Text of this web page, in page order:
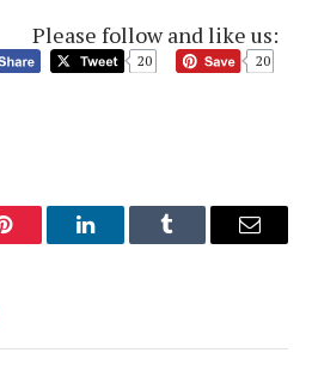
Please follow and like us:
20 20
Pinterest LinkedInTumblr Email